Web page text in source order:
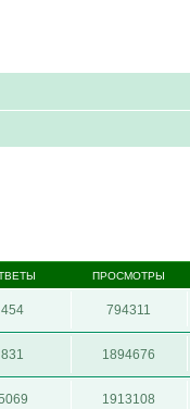
ПРОСМОТРЫ
454 794311
831 1894676
1913108